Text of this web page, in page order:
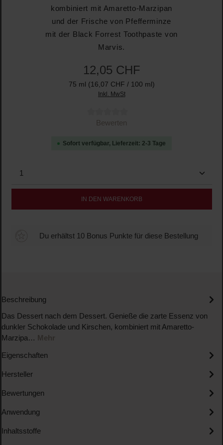
kombiniert mit Amaretto-Marzipan
und der Frische von Pfefferminze
mit der Black Forrest Toothpaste von
Marvis.
12,05 CHF
75 ml (16,07 CHF / 100 ml)
Inkl. MwSt
Durchschnittliche Bewertung von 0 von 5 Sternen
Bewerten
Sofort verfügbar, Lieferzeit: 2-3 Tage
Produkt Anzahl: Gib den gewünschten Wert ein
IN DEN WARENKORB
Du erhältst 10 Bonus Punkte für diese Bestellung
Beschreibung
Das Dessert nach dem Dessert. Genieße die zarte Essenz von
dunkler Schokolade und Kirschen, kombiniert mit Amaretto-
Marzipa… Mehr
Eigenschaften
Hersteller
Bewertungen
Anwendung
Inhaltsstoffe